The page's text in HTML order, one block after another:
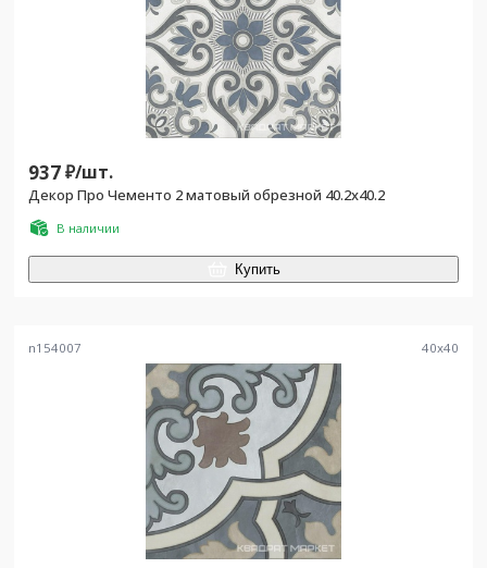
937₽/шт.
Декор Про Чементо 2 матовый обрезной 40.2x40.2
В наличии
Купить
n154007 40x40